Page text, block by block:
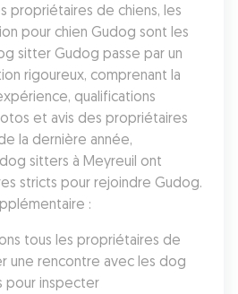
propriétaires de chiens, les
pour chien Gudog sont les
sitter Gudog passe par un
rigoureux, comprenant la
qualifications
et avis des propriétaires
la dernière année,
sitters à Meyreuil ont
stricts pour rejoindre Gudog.
:
tous les propriétaires de
une rencontre avec les dog
pour inspecter